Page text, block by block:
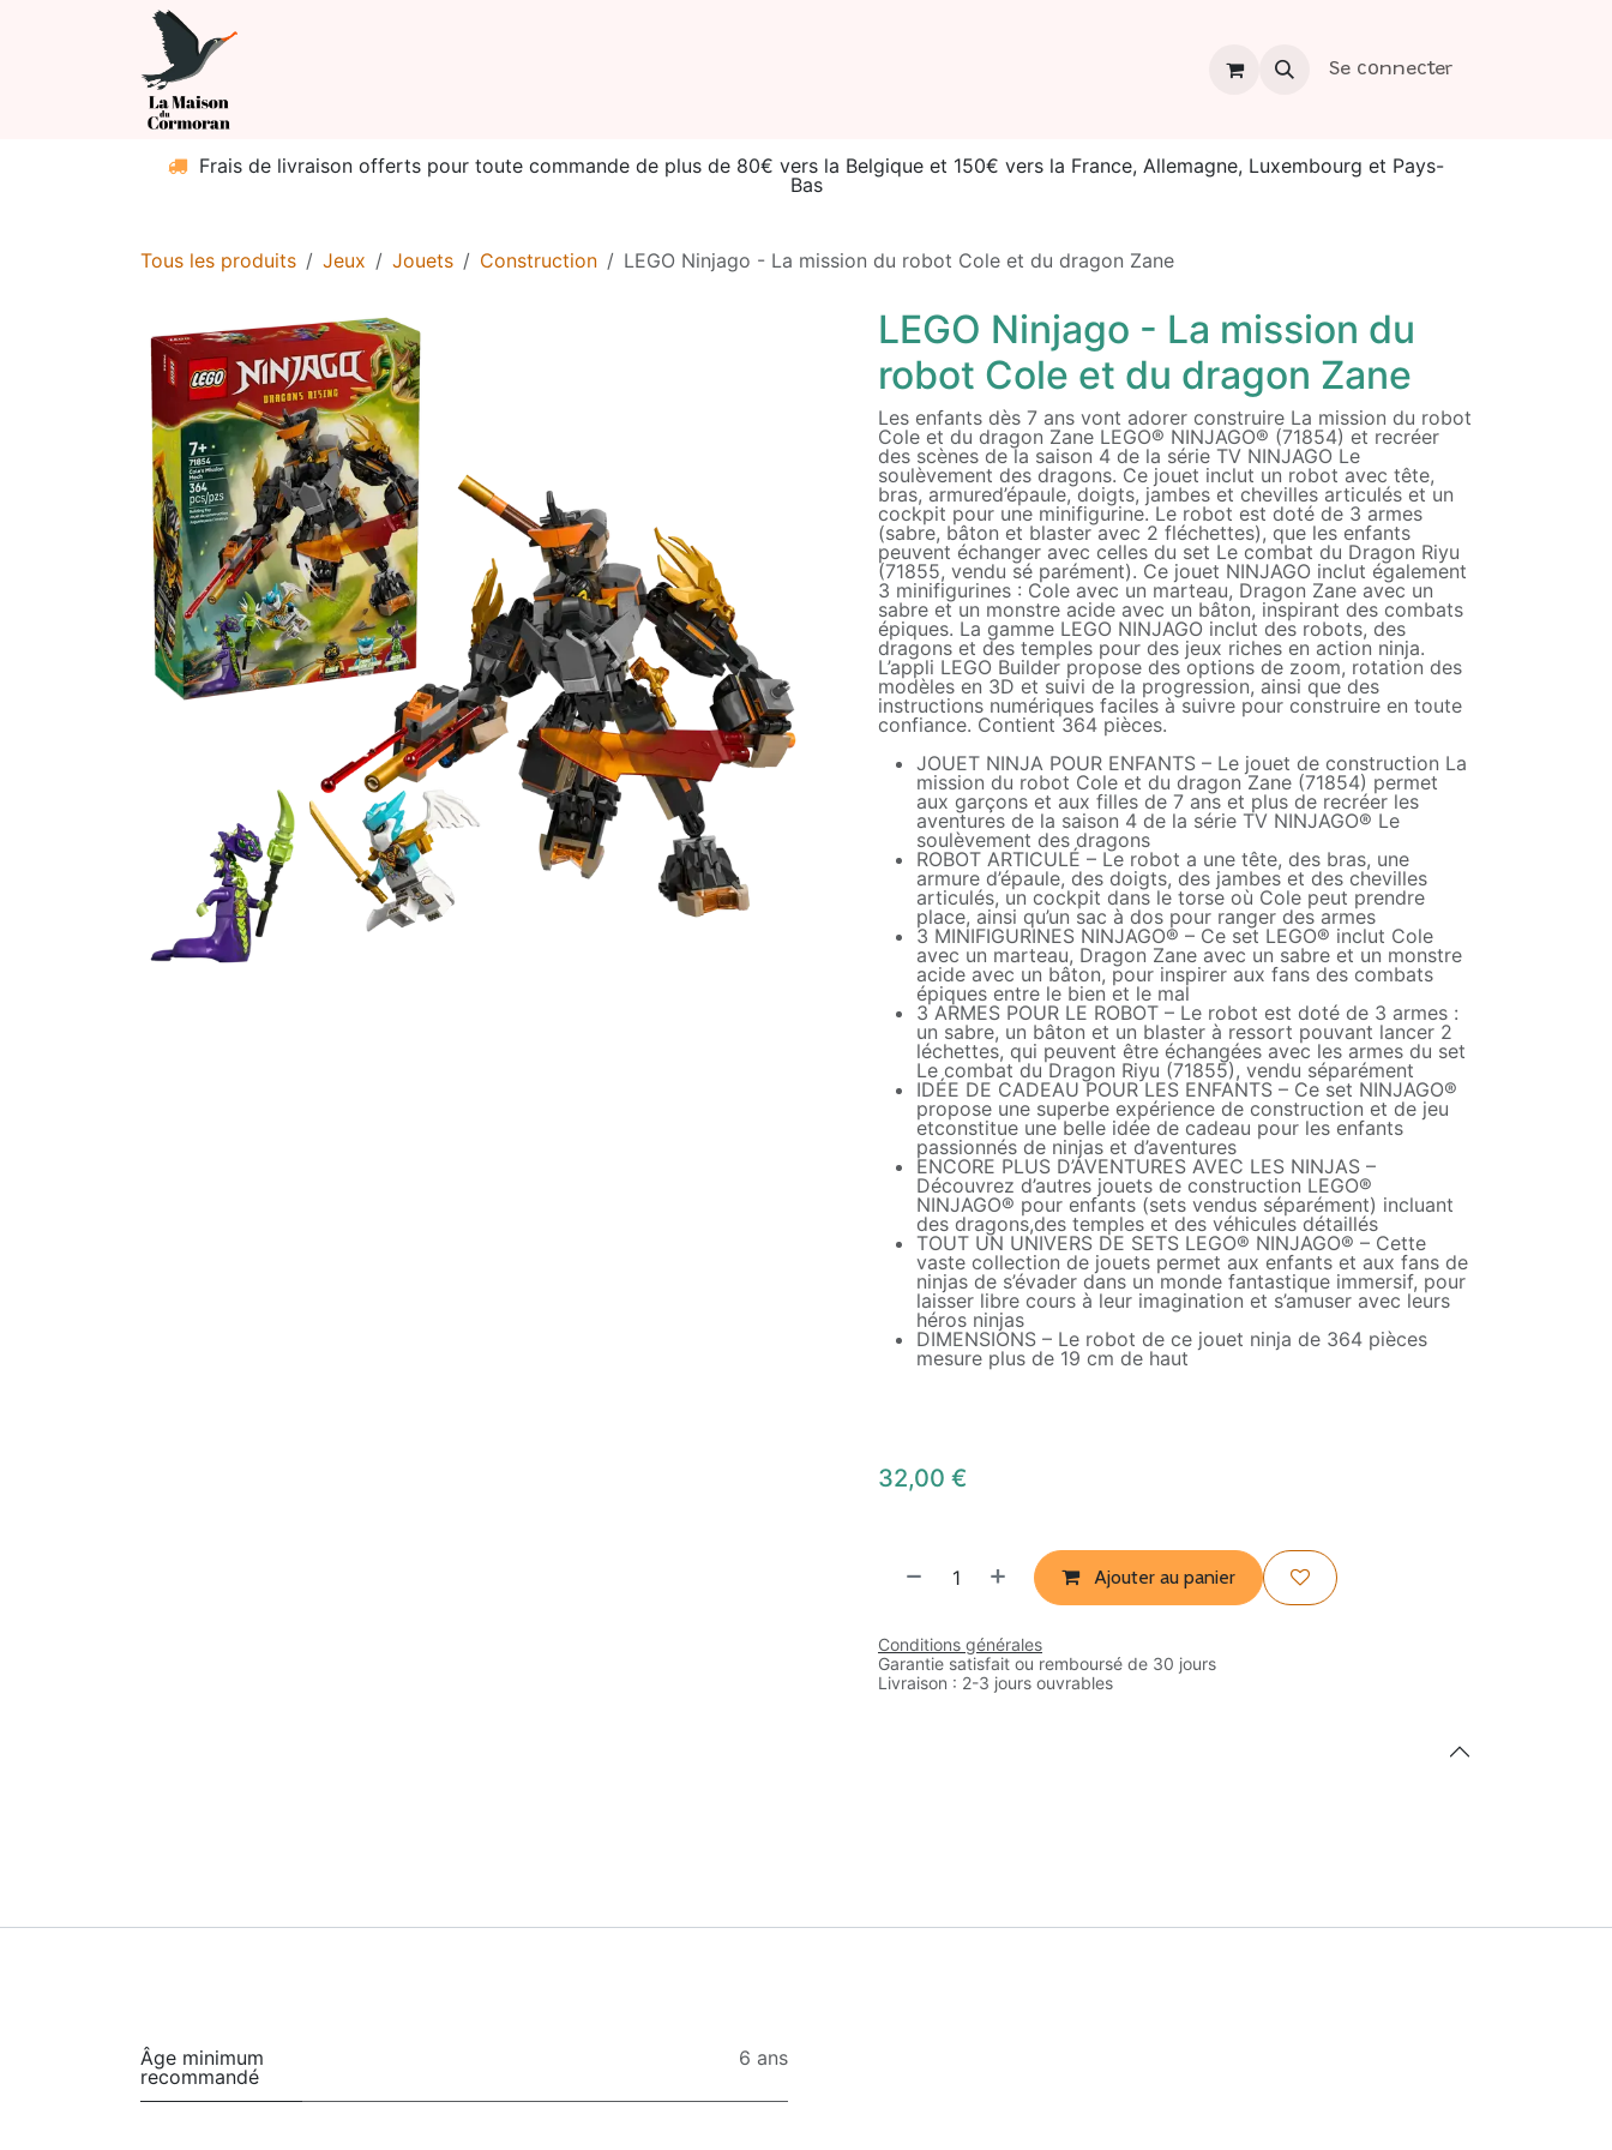
Se rendre au contenu
Se connecter
Frais de livraison offerts pour toute commande de plus de 80€ vers la Belgique et 150€ vers la France, Allemagne, Luxembourg et Pays-
Bas
Tous les produits Jeux Jouets Construction LEGO Ninjago - La mission du robot Cole et du dragon Zane
LEGO Ninjago - La mission du
robot Cole et du dragon Zane
Les enfants dès 7 ans vont adorer construire La mission du robot
Cole et du dragon Zane LEGO® NINJAGO® (71854) et recréer
des scènes de la saison 4 de la série TV NINJAGO Le
soulèvement des dragons. Ce jouet inclut un robot avec tête,
bras, armured’épaule, doigts, jambes et chevilles articulés et un
cockpit pour une minifigurine. Le robot est doté de 3 armes
(sabre, bâton et blaster avec 2 fléchettes), que les enfants
peuvent échanger avec celles du set Le combat du Dragon Riyu
(71855, vendu sé parément). Ce jouet NINJAGO inclut également
3 minifigurines : Cole avec un marteau, Dragon Zane avec un
sabre et un monstre acide avec un bâton, inspirant des combats
épiques. La gamme LEGO NINJAGO inclut des robots, des
dragons et des temples pour des jeux riches en action ninja.
L’appli LEGO Builder propose des options de zoom, rotation des
modèles en 3D et suivi de la progression, ainsi que des
instructions numériques faciles à suivre pour construire en toute
confiance. Contient 364 pièces.
JOUET NINJA POUR ENFANTS – Le jouet de construction La
mission du robot Cole et du dragon Zane (71854) permet
aux garçons et aux filles de 7 ans et plus de recréer les
aventures de la saison 4 de la série TV NINJAGO® Le
soulèvement des dragons
ROBOT ARTICULÉ – Le robot a une tête, des bras, une
armure d’épaule, des doigts, des jambes et des chevilles
articulés, un cockpit dans le torse où Cole peut prendre
place, ainsi qu’un sac à dos pour ranger des armes
3 MINIFIGURINES NINJAGO® – Ce set LEGO® inclut Cole
avec un marteau, Dragon Zane avec un sabre et un monstre
acide avec un bâton, pour inspirer aux fans des combats
épiques entre le bien et le mal
3 ARMES POUR LE ROBOT – Le robot est doté de 3 armes :
un sabre, un bâton et un blaster à ressort pouvant lancer 2
léchettes, qui peuvent être échangées avec les armes du set
Le combat du Dragon Riyu (71855), vendu séparément
IDÉE DE CADEAU POUR LES ENFANTS – Ce set NINJAGO®
propose une superbe expérience de construction et de jeu
etconstitue une belle idée de cadeau pour les enfants
passionnés de ninjas et d’aventures
ENCORE PLUS D’AVENTURES AVEC LES NINJAS –
Découvrez d’autres jouets de construction LEGO®
NINJAGO® pour enfants (sets vendus séparément) incluant
des dragons,des temples et des véhicules détaillés
TOUT UN UNIVERS DE SETS LEGO® NINJAGO® – Cette
vaste collection de jouets permet aux enfants et aux fans de
ninjas de s’évader dans un monde fantastique immersif, pour
laisser libre cours à leur imagination et s’amuser avec leurs
héros ninjas
DIMENSIONS – Le robot de ce jouet ninja de 364 pièces
mesure plus de 19 cm de haut
32,00 €
Ajouter au panier
Conditions générales
Garantie satisfait ou remboursé de 30 jours
Livraison : 2-3 jours ouvrables
Âge minimum
recommandé
6 ans